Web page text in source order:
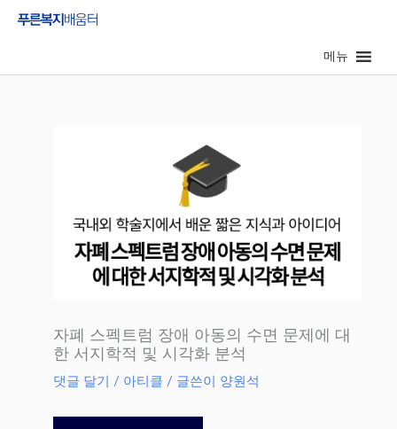
메뉴
자폐 스펙트럼 장애 아동의 수면 문제에 대
한 서지학적 및 시각화 분석
댓글 달기 / 아티클 / 글쓴이 양원석